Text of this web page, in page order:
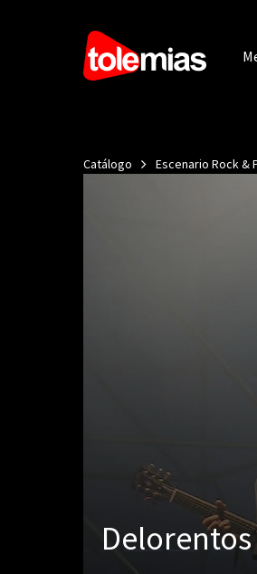
Catálogo Escenario Rock &